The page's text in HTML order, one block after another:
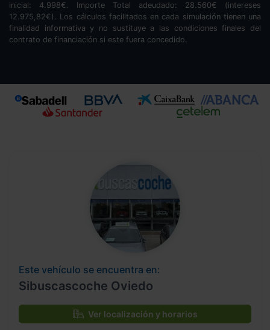
inicial: 4.998€. Importe Total adeudado: 28.560€ (intereses
12.975,82€). Los cálculos facilitados en cada simulación tienen una
finalidad informativa y no sustituye a las condiciones finales del
contrato de financiación si este fuera concedido.
Este vehículo se encuentra en:
Sibuscascoche Oviedo
Ver localización y horarios